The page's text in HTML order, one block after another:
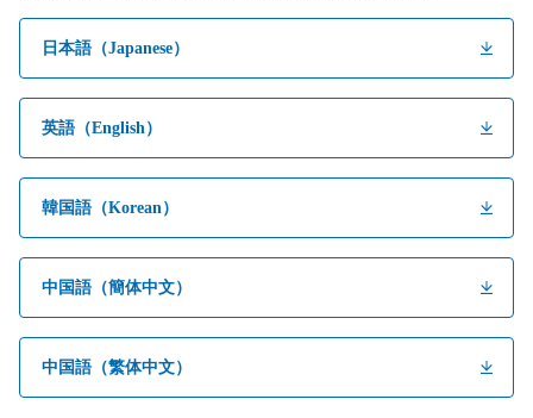
日本語（Japanese）
英語（English）
韓国語（Korean）
中国語（簡体中文）
中国語（繁体中文）